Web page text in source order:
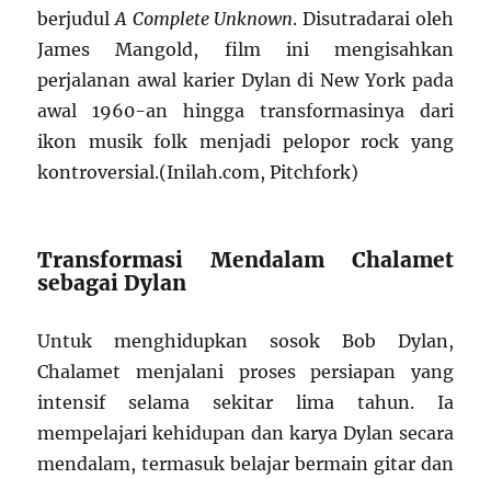
berjudulA Complete Unknown. Disutradarai oleh
James Mangold, film ini mengisahkan
perjalanan awal karier Dylan di New York pada
awal 1960-an hingga transformasinya dari
ikon musik folk menjadi pelopor rock yang
kontroversial.(Inilah.com, Pitchfork)
Transformasi Mendalam Chalamet
sebagai Dylan
Untuk menghidupkan sosok Bob Dylan,
Chalamet menjalani proses persiapan yang
intensif selama sekitar lima tahun. Ia
mempelajari kehidupan dan karya Dylan secara
mendalam, termasuk belajar bermain gitar dan